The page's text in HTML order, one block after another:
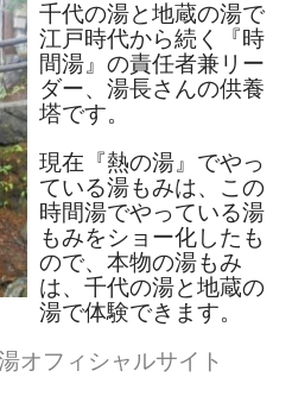
千代の湯と地蔵の湯で
江戸時代から続く『時
間湯』の責任者兼リー
ダー、湯長さんの供養
塔です。
現在『熱の湯』でやっ
ている湯もみは、この
時間湯でやっている湯
もみをショー化したも
ので、本物の湯もみ
は、千代の湯と地蔵の
湯で体験できます。
オフィシャルサイト